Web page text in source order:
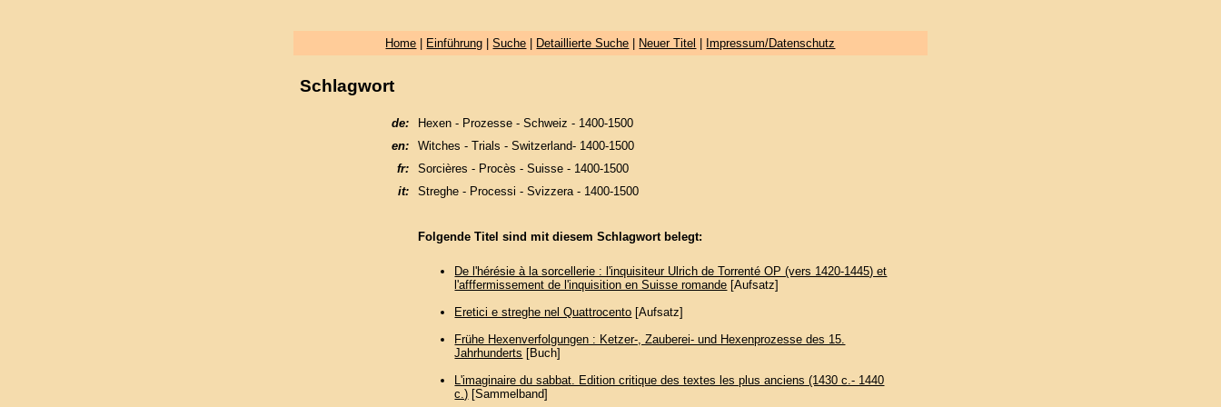
Home Einführung |Suche Detaillierte Suche Neuer Titel Impressum/Datenschutz
Schlagwort
de:
Hexen - Prozesse - Schweiz - 1400-1500
en:
Witches - Trials - Switzerland- 1400-1500
fr:
Sorcières - Procès - Suisse - 1400-1500
it:
Streghe - Processi - Svizzera - 1400-1500
Folgende Titel sind mit diesem Schlagwort belegt:
De l'hérésie à la sorcellerie : l'inquisiteur Ulrich de Torrenté OP (vers 1420-1445) et
l'afffermissement de l'inquisition en Suisse romande [Aufsatz]
Eretici e streghe nel Quattrocento [Aufsatz]
Frühe Hexenverfolgungen : Ketzer-, Zauberei- und Hexenprozesse des 15.
Jahrhunderts [Buch]
L'imaginaire du sabbat. Edition critique des textes les plus anciens (1430 c.- 1440
c.) [Sammelband]